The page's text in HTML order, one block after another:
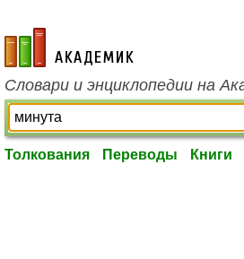
academic.ru
Словари и энциклопедии на
Толкования Переводы Книги